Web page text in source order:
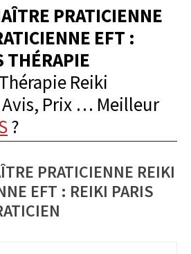
PRATICIENNE
EFT :
THÉRAPIE
Thérapie Reiki
Prix … Meilleur
?
PRATICIENNE REIKI
EFT : REIKI PARIS